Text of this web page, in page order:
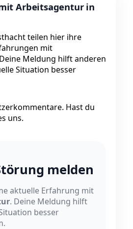
Arbeitsagentur in
teilen hier ihre
mit
Meldung hilft anderen
Situation besser
Hast du
uns.
melden
aktuelle Erfahrung mit
. Deine Meldung hilft
besser